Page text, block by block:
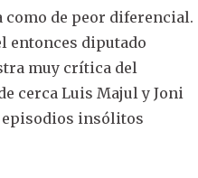
como de peor diferencial.
entonces diputado
muy crítica del
cerca Luis Majul y Joni
episodios insólitos